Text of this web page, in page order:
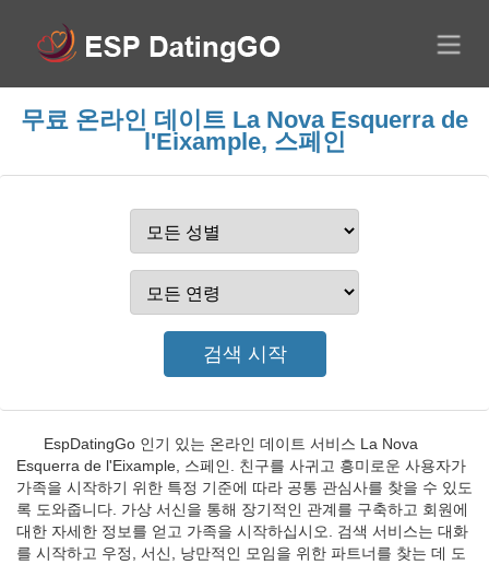
무료 온라인 데이트 La Nova Esquerra de
l'Eixample, 스페인
EspDatingGo 인기 있는 온라인 데이트 서비스 La Nova
Esquerra de l'Eixample, 스페인. 친구를 사귀고 흥미로운 사용자가
가족을 시작하기 위한 특정 기준에 따라 공통 관심사를 찾을 수 있도
록 도와줍니다. 가상 서신을 통해 장기적인 관계를 구축하고 회원에
대한 자세한 정보를 얻고 가족을 시작하십시오. 검색 서비스는 대화
를 시작하고 우정, 서신, 낭만적인 모임을 위한 파트너를 찾는 데 도